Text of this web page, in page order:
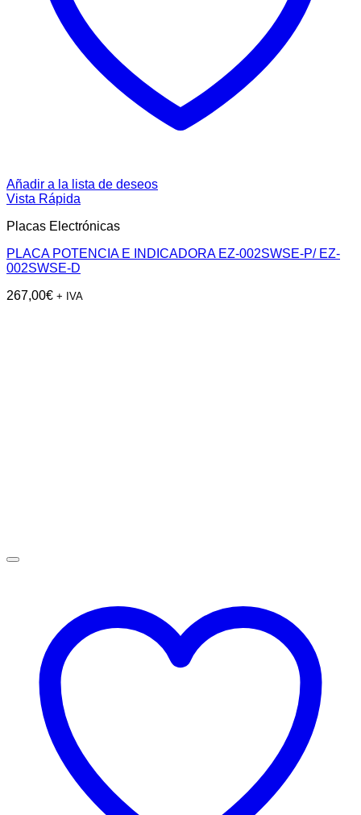
Añadir a la lista de deseos
Vista Rápida
Placas Electrónicas
PLACA POTENCIA E INDICADORA EZ-002SWSE-P/ EZ-
002SWSE-D
267,00€ + IVA